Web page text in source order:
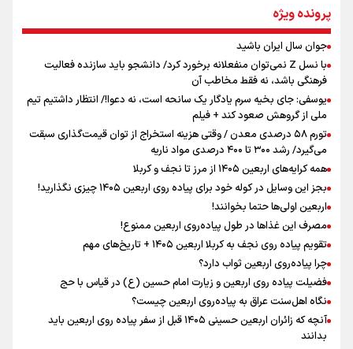
سه حسرتی که به دلم ماند
مومنِ مقتدرِ مظلوم
اینفو برنا / توصیه‌هایی طلایی برای پیاده روی اربعین
اینفو برنا / جدول کامل فاصله مرز شلمچه تا شهرهای زیارتی
عراق
پرونده ویژه
جوان سال ایران باشید
با نسل Z نمی‌توان منفعلانه برخورد کرد/ دانشجو باید سازنده فعالیت
فرهنگی باشد، نه فقط مخاطب آن
یوسفی: جای بخیه سرم یادگار یک سانحه است، نه دعوا!/ انتظار داشتیم تیم
ملی از گروهش صعود کند + فیلم
تورم ۵۸ درصدی معدن / وقتی هزینه استخراج از توان قیمت‌گذاری سبقت
می‌گیرد/ رشد ۳۰۰ تا ۴۰۰ درصدی مواد ناریه
همه کرایه‌های اربعین ۱۴۰۵ از مرز تا نجف و کربلا
بجز این وسایل در کوله خود برای پیاده روی اربعین ۱۴۰۵ چیزی نگذارید!
اربعین اولی‌ها حتما بخوانند!
مصرف این غذاها در طول پیاده‌روی اربعین ممنوع!
تقویم پیاده روی نجف به کربلا اربعین ۱۴۰۵ + تاریخ‌های مهم
چرا پیاده‌روی اربعین ثواب دارد؟
فضیلت پیاده روی اربعین و زیارت امام حسین (ع) در قیاس با حج
نگاه اهل‌سنت عراق به پیاده‌روی اربعین چیست؟
آنچه که زائران اربعین حسینی ۱۴۰۵ قبل از سفر پیاده روی اربعین باید
بدانند